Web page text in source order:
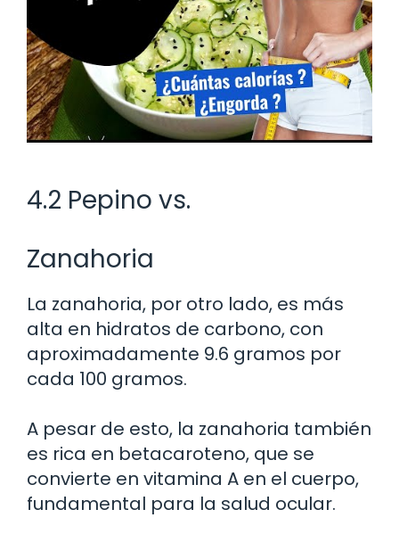
4.2 Pepino vs.
Zanahoria
La zanahoria, por otro lado, es más
alta en hidratos de carbono, con
aproximadamente 9.6 gramos por
cada 100 gramos.
A pesar de esto, la zanahoria también
es rica en betacaroteno, que se
convierte en vitamina A en el cuerpo,
fundamental para la salud ocular.